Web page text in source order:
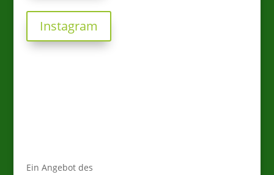
Instagram
Ein Angebot des